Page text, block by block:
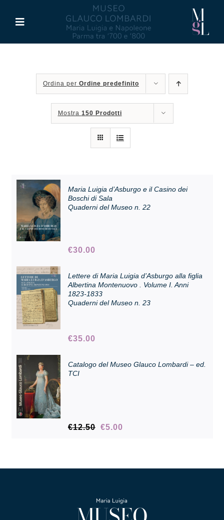
contenuto
Toggle
Maria Luigia d’Asburgo
Attività
Pubblicazioni
Contatti e biglietti
Accessibilità
Cerca
English
Ordina per Ordine predefinito
Mostra 150 Prodotti
Maria Luigia d’Asburgo e il Casino dei
Boschi di Sala
Quaderni del Museo n. 22
€30.00
Lettere di Maria Luigia d’Asburgo alla figlia
Albertina Montenuovo . Volume I. Anni
1823-1833
Quaderni del Museo n. 23
€35.00
Catalogo del Museo Glauco Lombardi – ed.
TCI
€12.50 Il
€12.50.
€5.00Il
€5.00.